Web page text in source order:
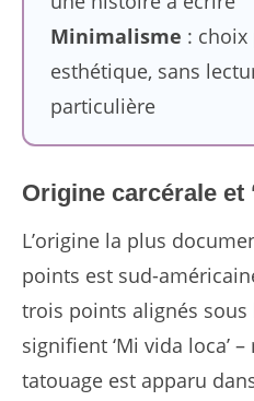
Minimalisme :
esthétique, sans
particulière
Origine carcérale et
L’origine la plus
points est sud-
trois points alignés
signifient ‘Mi vida loca’
tatouage est apparu